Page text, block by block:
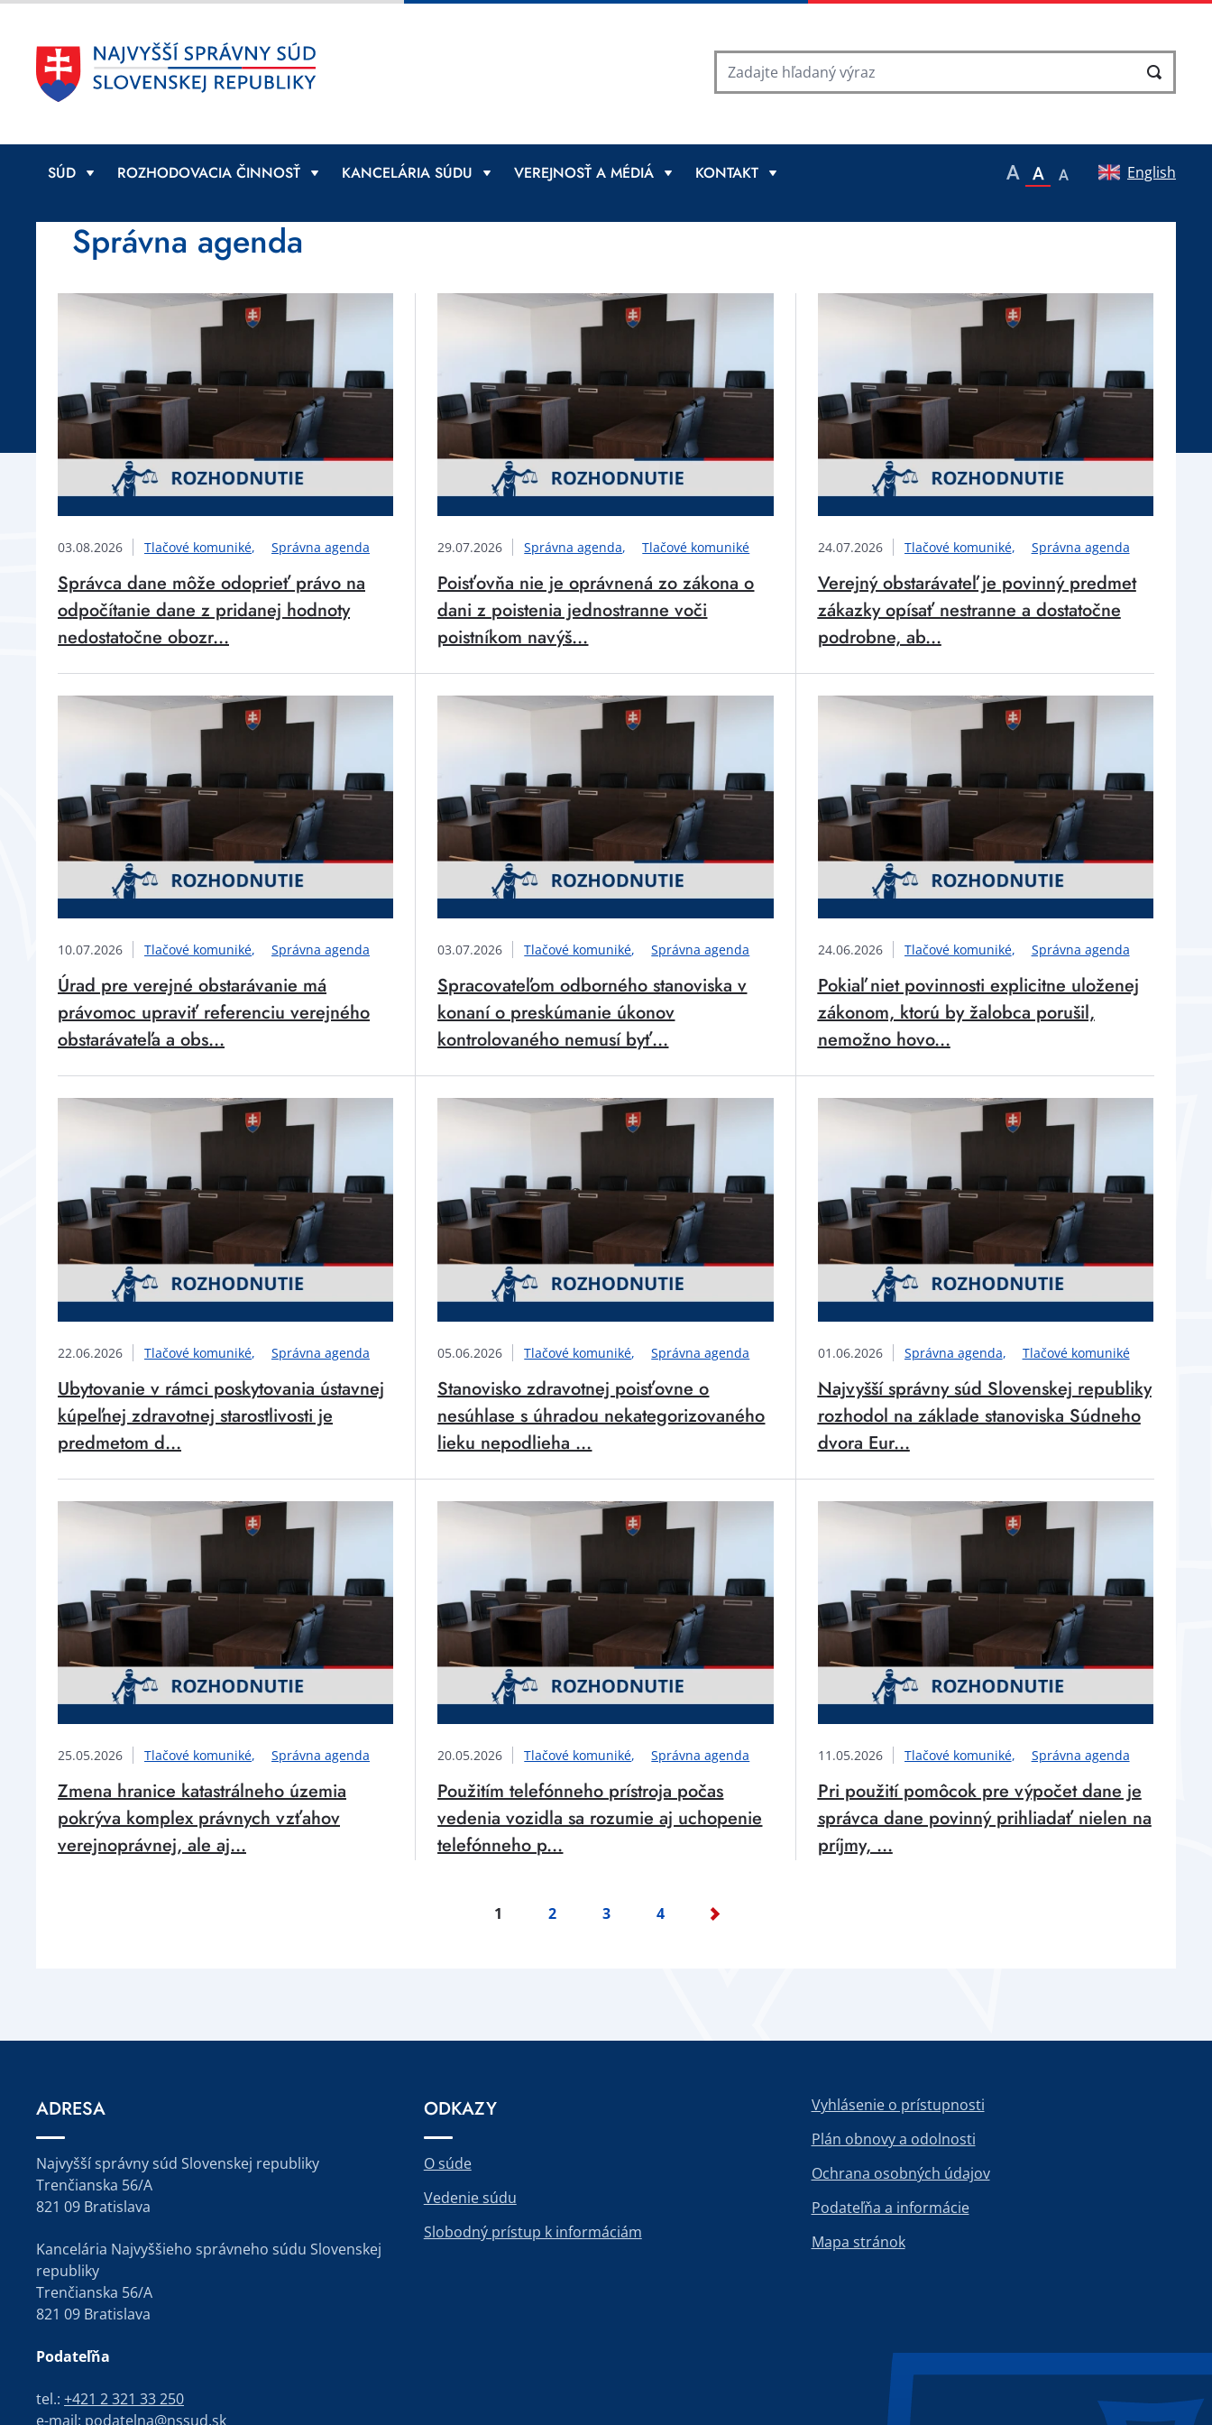
SÚD ROZHODOVACIA ČINNOSŤ KANCELÁRIA SÚDU VEREJNOSŤ A MÉDIÁ KONTAKT English
Správna agenda
03.08.2026 Tlačové komuniké Správna agenda
Správca dane môže odoprieť právo na
odpočítanie dane z pridanej hodnoty
nedostatočne obozr...
29.07.2026 Správna agenda Tlačové komuniké
Poisťovňa nie je oprávnená zo zákona o
dani z poistenia jednostranne voči
poistníkom navýš...
24.07.2026 Tlačové komuniké Správna agenda
Verejný obstarávateľ je povinný predmet
zákazky opísať nestranne a dostatočne
podrobne, ab...
10.07.2026 Tlačové komuniké Správna agenda
Úrad pre verejné obstarávanie má
právomoc upraviť referenciu verejného
obstarávateľa a obs...
03.07.2026 Tlačové komuniké Správna agenda
Spracovateľom odborného stanoviska v
konaní o preskúmanie úkonov
kontrolovaného nemusí byť...
24.06.2026 Tlačové komuniké Správna agenda
Pokiaľ niet povinnosti explicitne uloženej
zákonom, ktorú by žalobca porušil,
nemožno hovo...
22.06.2026 Tlačové komuniké Správna agenda
Ubytovanie v rámci poskytovania ústavnej
kúpeľnej zdravotnej starostlivosti je
predmetom d...
05.06.2026 Tlačové komuniké Správna agenda
Stanovisko zdravotnej poisťovne o
nesúhlase s úhradou nekategorizovaného
lieku nepodlieha ...
01.06.2026 Správna agenda Tlačové komuniké
Najvyšší správny súd Slovenskej republiky
rozhodol na základe stanoviska Súdneho
dvora Eur...
25.05.2026 Tlačové komuniké Správna agenda
Zmena hranice katastrálneho územia
pokrýva komplex právnych vzťahov
verejnoprávnej, ale aj...
20.05.2026 Tlačové komuniké Správna agenda
Použitím telefónneho prístroja počas
vedenia vozidla sa rozumie aj uchopenie
telefónneho p...
11.05.2026 Tlačové komuniké Správna agenda
Pri použití pomôcok pre výpočet dane je
správca dane povinný prihliadať nielen na
príjmy, ...
1 2 3 4
ADRESA
Najvyšší správny súd Slovenskej republiky
Trenčianska 56/A
821 09 Bratislava
Kancelária Najvyššieho správneho súdu Slovenskej
republiky
Trenčianska 56/A
821 09 Bratislava
Podateľňa
tel.: +421 2 321 33 250
e-mail: podatelna@nssud.sk
ODKAZY
O súde
Vedenie súdu
Slobodný prístup k informáciám
Vyhlásenie o prístupnosti
Plán obnovy a odolnosti
Ochrana osobných údajov
Podateľňa a informácie
Mapa stránok